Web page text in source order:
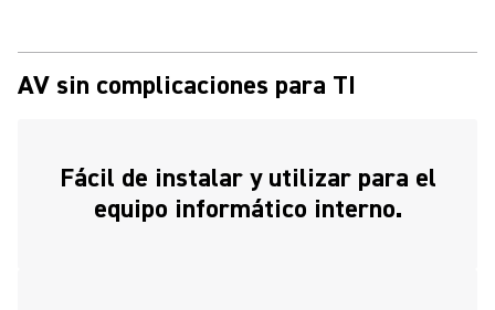
AV sin complicaciones para TI
Fácil de instalar y utilizar para el
equipo informático interno.